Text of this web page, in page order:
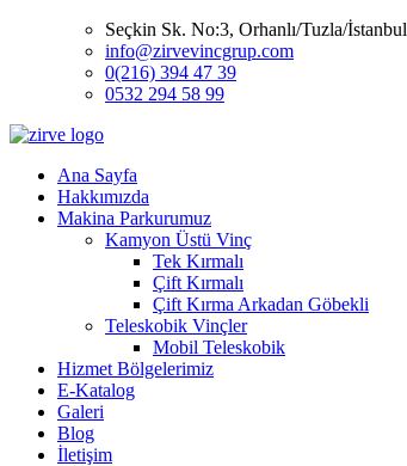
Seçkin Sk. No:3, Orhanlı/Tuzla/İstanbul
info@zirvevincgrup.com
0(216) 394 47 39
0532 294 58 99
Ana Sayfa
Hakkımızda
Makina Parkurumuz
Kamyon Üstü Vinç
Tek Kırmalı
Çift Kırmalı
Çift Kırma Arkadan Göbekli
Teleskobik Vinçler
Mobil Teleskobik
Hizmet Bölgelerimiz
E-Katalog
Galeri
Blog
İletişim